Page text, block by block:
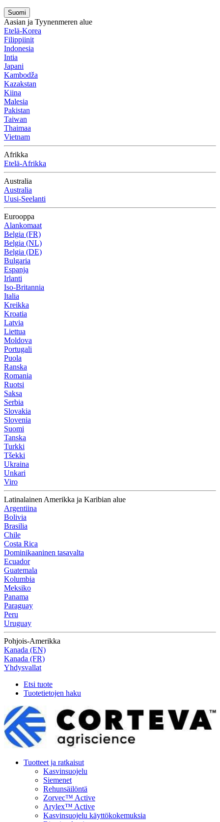
Suomi
Aasian ja Tyynenmeren alue
Etelä-Korea
Filippiinit
Indonesia
Intia
Japani
Kambodža
Kazakstan
Kiina
Malesia
Pakistan
Taiwan
Thaimaa
Vietnam
Afrikka
Etelä-Afrikka
Australia
Australia
Uusi-Seelanti
Eurooppa
Alankomaat
Belgia (FR)
Belgia (NL)
Belgia (DE)
Bulgaria
Espanja
Irlanti
Iso-Britannia
Italia
Kreikka
Kroatia
Latvia
Liettua
Moldova
Portugali
Puola
Ranska
Romania
Ruotsi
Saksa
Serbia
Slovakia
Slovenia
Suomi
Tanska
Turkki
Tšekki
Ukraina
Unkari
Viro
Latinalainen Amerikka ja Karibian alue
Argentiina
Bolivia
Brasilia
Chile
Costa Rica
Dominikaaninen tasavalta
Ecuador
Guatemala
Kolumbia
Meksiko
Panama
Paraguay
Peru
Uruguay
Pohjois-Amerikka
Kanada (EN)
Kanada (FR)
Yhdysvallat
Etsi tuote
Tuotetietojen haku
Tuotteet ja ratkaisut
Kasvinsuojelu
Siemenet
Rehunsäilöntä
Zorvec™ Active
Arylex™ Active
Kasvinsuojelu käyttökokemuksia